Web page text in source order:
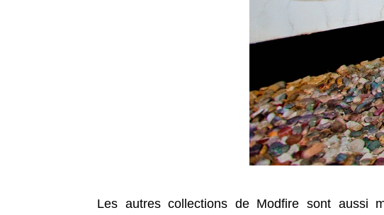
Les autres collections de Modfire sont aussi